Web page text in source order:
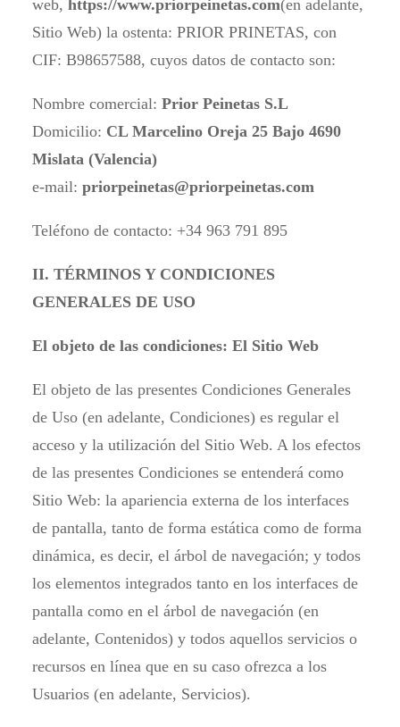
web, https://www.priorpeinetas.com(en adelante,
Sitio Web) la ostenta: PRIOR PRINETAS, con
CIF: B98657588, cuyos datos de contacto son:
Nombre comercial: Prior Peinetas S.L
Domicilio: CL Marcelino Oreja 25 Bajo 4690
Mislata (Valencia)
e-mail: priorpeinetas@priorpeinetas.com
Teléfono de contacto: +34 963 791 895
II. TÉRMINOS Y CONDICIONES
GENERALES DE USO
El objeto de las condiciones: El Sitio Web
El objeto de las presentes Condiciones Generales
de Uso (en adelante, Condiciones) es regular el
acceso y la utilización del Sitio Web. A los efectos
de las presentes Condiciones se entenderá como
Sitio Web: la apariencia externa de los interfaces
de pantalla, tanto de forma estática como de forma
dinámica, es decir, el árbol de navegación; y todos
los elementos integrados tanto en los interfaces de
pantalla como en el árbol de navegación (en
adelante, Contenidos) y todos aquellos servicios o
recursos en línea que en su caso ofrezca a los
Usuarios (en adelante, Servicios).